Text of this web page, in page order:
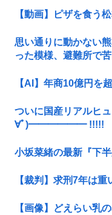
【動画】ピザを食う
思い通りに動かない
った模様、避難所で
【AI】年商10億円を
ついに国産リアル
∀ﾟ)━━━━━━ !!!!!
小坂菜緒の最新『下
【裁判】求刑7年は
【画像】どえらい乳